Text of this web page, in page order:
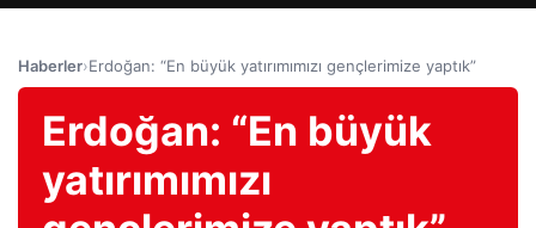
Haberler›Erdoğan: “En büyük yatırımımızı gençlerimize yaptık”
Erdoğan: “En büyük
yatırımımızı